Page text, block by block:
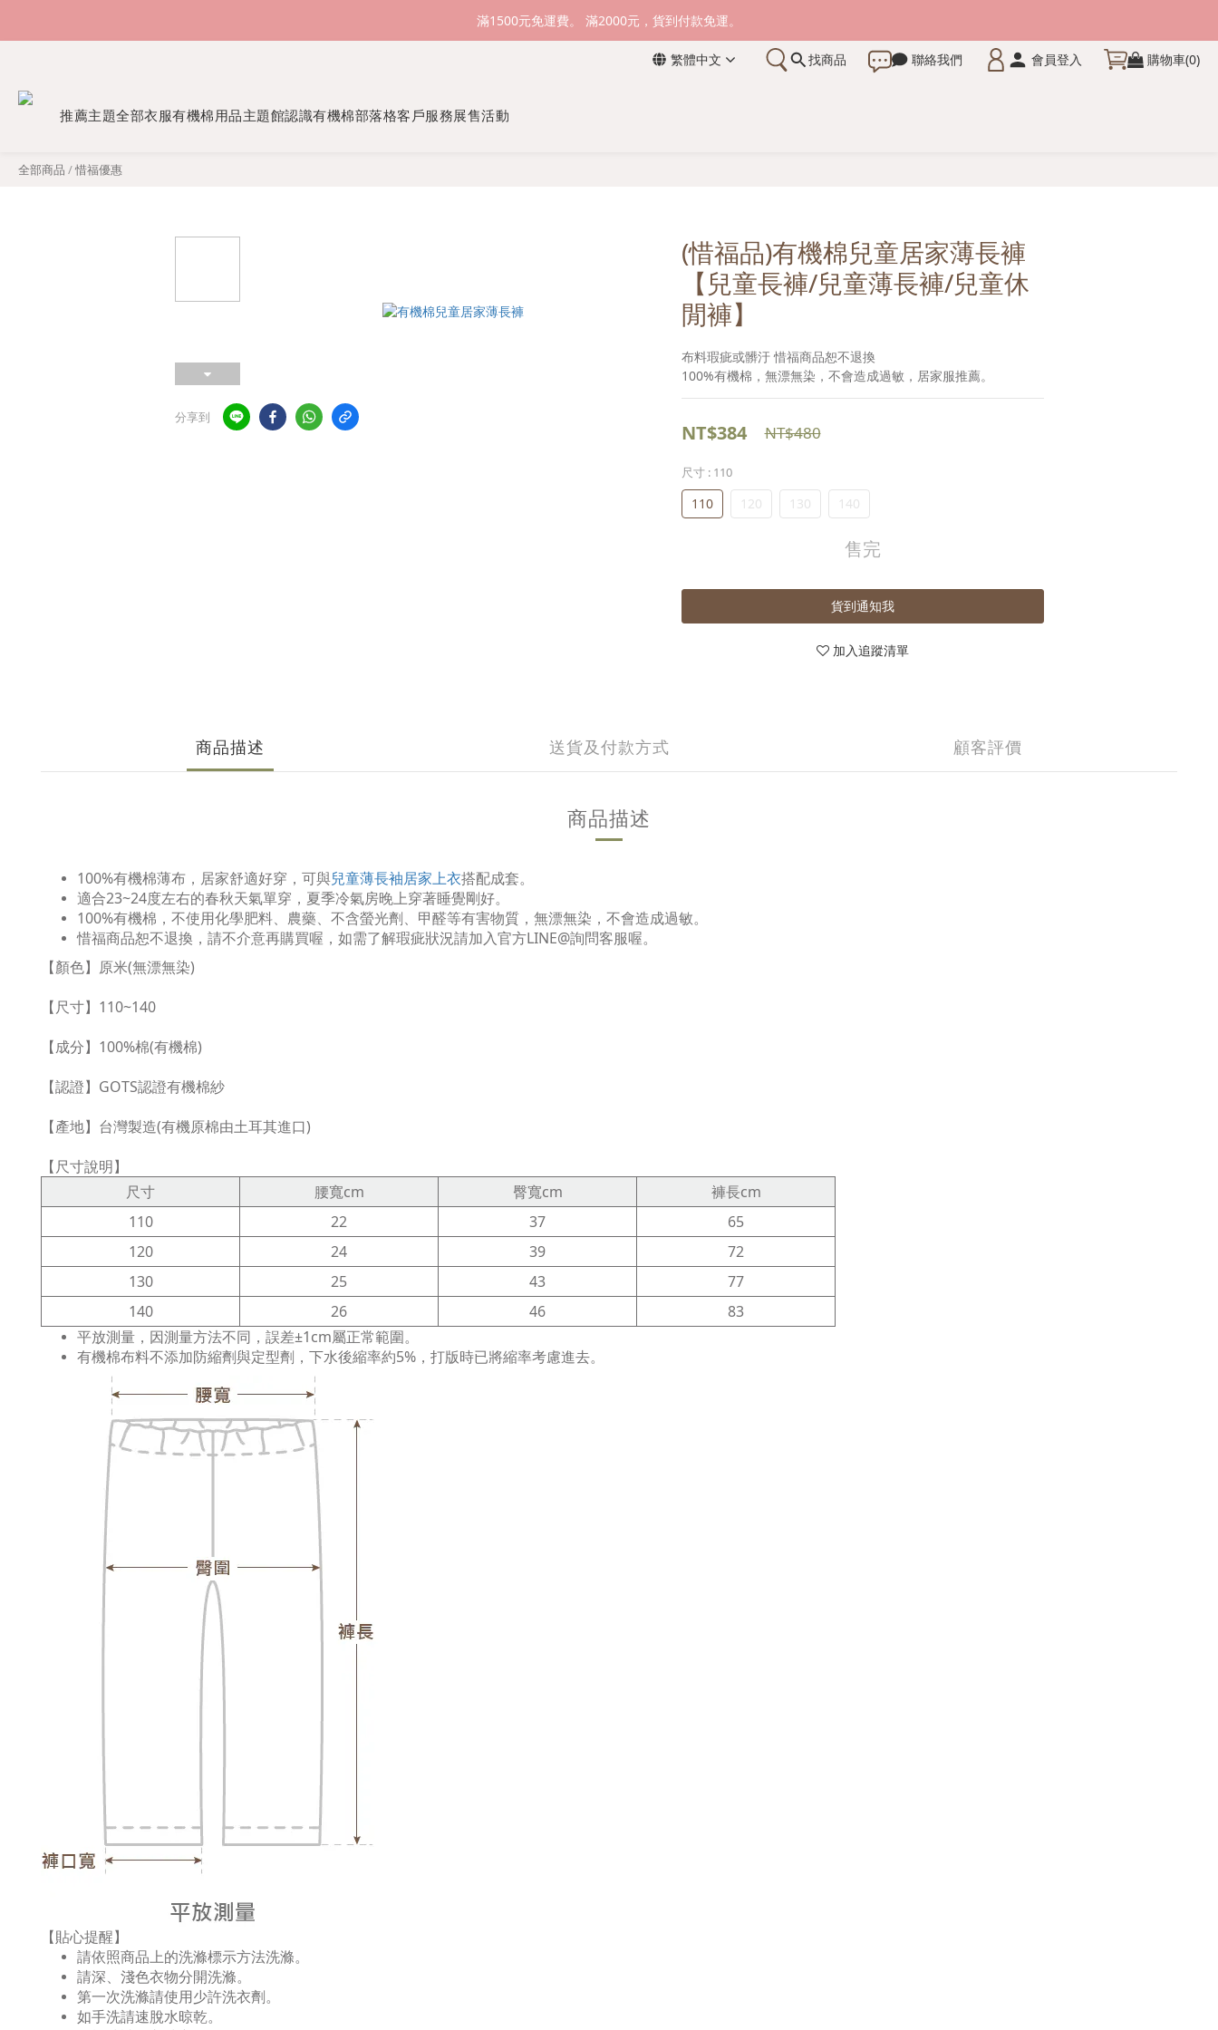
新加入會員送購物金100元，登入會員購物可累積會員點數。
滿1500元免運費。 滿2000元，貨到付款免運。
新加入會員送購物金100元，登入會員購物可累積會員點數。
繁體中文 找商品 聯絡我們 會員登入 購物車(0)
推薦主題全部衣服有機棉用品主題館認識有機棉部落格客戶服務展售活動
全部商品 /惜福優惠
分享到
(惜福品)有機棉兒童居家薄長褲
【兒童長褲/兒童薄長褲/兒童休
閒褲】
布料瑕疵或髒汙 惜福商品恕不退換
100%有機棉，無漂無染，不會造成過敏，居家服推薦。
NT$384 NT$480
尺寸 : 110
110 120 130 140
售完
貨到通知我
加入追蹤清單
商品描述 送貨及付款方式 顧客評價
商品描述
100%有機棉薄布，居家舒適好穿，可與兒童薄長袖居家上衣搭配成套。
適合23~24度左右的春秋天氣單穿，夏季冷氣房晚上穿著睡覺剛好。
100%有機棉，不使用化學肥料、農藥、不含螢光劑、甲醛等有害物質，無漂無染，不會造成過敏。
惜福商品恕不退換，請不介意再購買喔，如需了解瑕疵狀況請加入官方LINE@詢問客服喔。
【顏色】原米(無漂無染)
【尺寸】110~140
【成分】100%棉(有機棉)
【認證】GOTS認證有機棉紗
【產地】台灣製造(有機原棉由土耳其進口)
【尺寸說明】
尺寸
腰寬cm 臀寬cm
褲長cm
110
22 37
65
120
24 39
72
130
25 43
77
140
26 46
83
平放測量，因測量方法不同，誤差±1cm屬正常範圍。
有機棉布料不添加防縮劑與定型劑，下水後縮率約5%，打版時已將縮率考慮進去。
【貼心提醒】
請依照商品上的洗滌標示方法洗滌。
請深、淺色衣物分開洗滌。
第一次洗滌請使用少許洗衣劑。
如手洗請速脫水晾乾。